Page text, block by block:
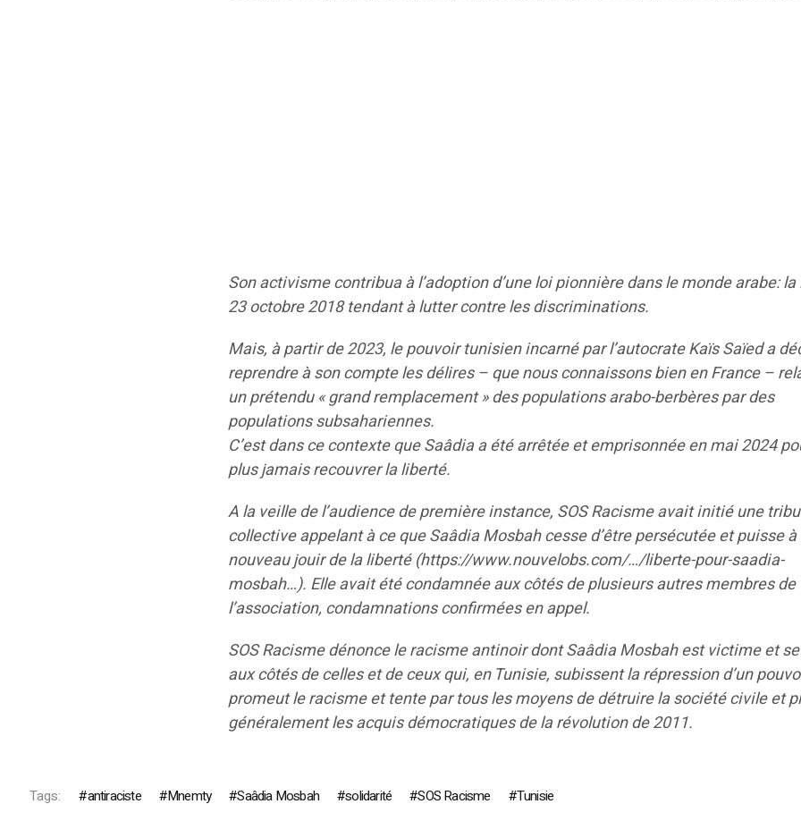
Son activisme contribua à l’adoption d’une loi pionnière dans le monde arabe: la
23 octobre 2018 tendant à lutter contre les discriminations.
Mais, à partir de 2023, le pouvoir tunisien incarné par l’autocrate Kaïs Saïed a
reprendre à son compte les délires – que nous connaissons bien en France –
un prétendu « grand remplacement » des populations arabo-berbères par des
populations subsahariennes.
C’est dans ce contexte que Saâdia a été arrêtée et emprisonnée en mai 2024
plus jamais recouvrer la liberté.
A la veille de l’audience de première instance, SOS Racisme avait initié une
collective appelant à ce que Saâdia Mosbah cesse d’être persécutée et puisse à
nouveau jouir de la liberté (https://www.nouvelobs.com/…/liberte-pour-saadia-
mosbah…). Elle avait été condamnée aux côtés de plusieurs autres membres de
l’association, condamnations confirmées en appel.
SOS Racisme dénonce le racisme antinoir dont Saâdia Mosbah est victime et
aux côtés de celles et de ceux qui, en Tunisie, subissent la répression d’un
promeut le racisme et tente par tous les moyens de détruire la société civile et
généralement les acquis démocratiques de la révolution de 2011.
Tags: antiraciste Mnemty Saâdia Mosbah solidarité SOS Racisme Tunisie